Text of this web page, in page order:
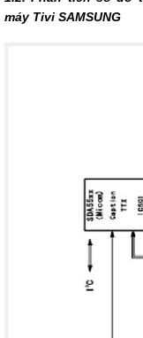
máy Tivi SAMSUNG